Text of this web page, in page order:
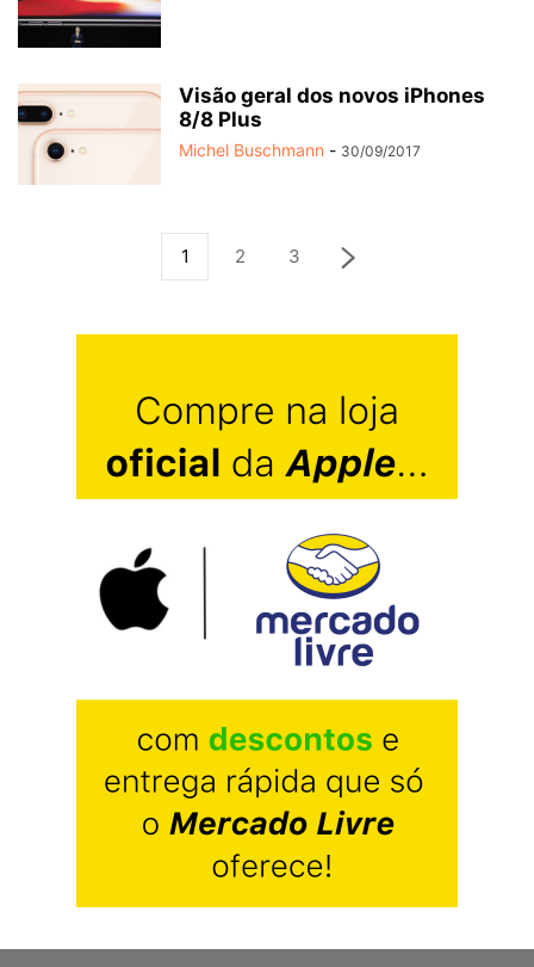
Visão geral dos novos iPhones
8/8 Plus
Michel Buschmann - 30/09/2017
1 2 3